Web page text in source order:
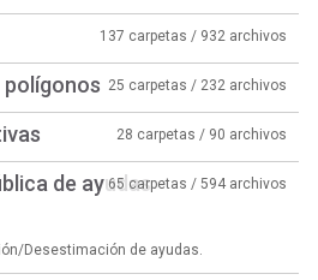
137 carpetas / 932 archivos
25 carpetas / 232 archivos
28 carpetas / 90 archivos
de ayudas65 carpetas / 594 archivos
Desestimación de ayudas.